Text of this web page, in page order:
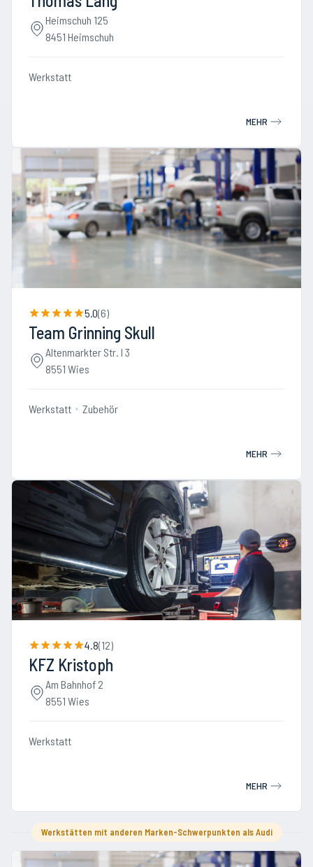
Heimschuh 125
8451 Heimschuh
Werkstatt
MEHR
5.0(6)
Team Grinning Skull
Altenmarkter Str. I 3
8551 Wies
Werkstatt Zubehör
MEHR
4.8(12)
KFZ Kristoph
Am Bahnhof 2
8551 Wies
Werkstatt
MEHR
Werkstätten mit anderen Marken-Schwerpunkten als Audi